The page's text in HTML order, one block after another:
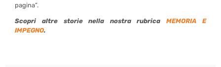
pagina”.
Scopri altre storie nella nostra rubricaMEMORIA E
IMPEGNO.